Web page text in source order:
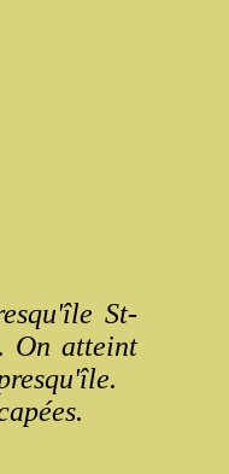
St-
On atteint